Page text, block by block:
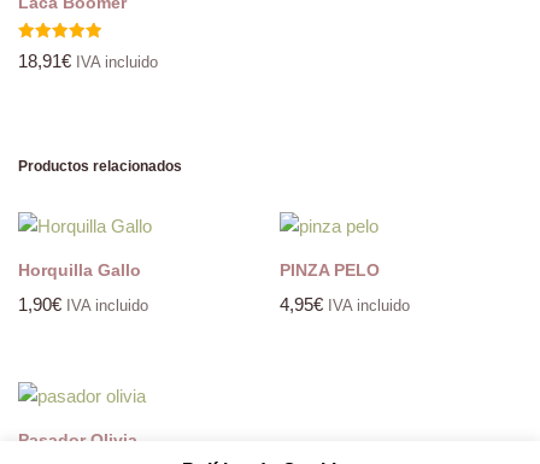
Valorado
con
18,91€ IVA incluido
Productos relacionados
Horquilla Gallo
1,90€ IVA incluido
PINZA PELO
4,95€ IVA incluido
Pasador Olivia